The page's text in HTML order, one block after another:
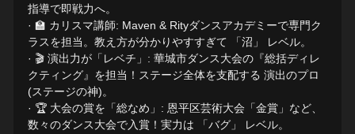
指導で即戦力へ。
· 🏫 カリスマ講師: Maven & Rityダンスアカデミーで専門ク
ラスを担当。教え方が分かりやすすぎて 「沼」 レベル。
· 🎬 演出力が「レベチ」: 華城市ダンス大会の『総括ディレ
クティング』を担当！ステージ全体を支配する 演出のプロ
(ステージの神)。
· 🏆 大会の賞を「総なめ」: 恩平区芸術大会「金賞」など、
数々のダンス大会で入賞！実力は 「バグ」 レベル。